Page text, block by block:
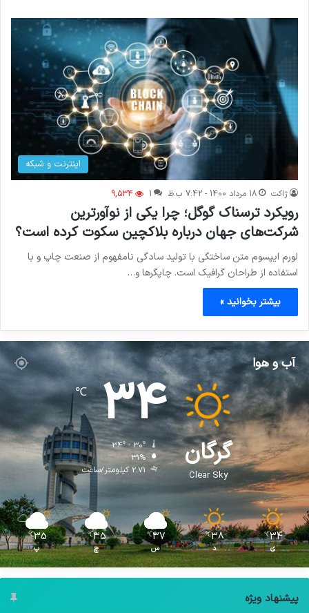
اینترنت و شبکه
ژاکت 18 مرداد 1400 - 7:42 ب.ظ 1
9,534
رویکرد ترسناک گوگل؛ چرا یکی از نوآورترین
شرکت‌های جهان درباره بلاکچین سکوت کرده است؟
لورم ایپسوم متن ساختگی با تولید سادگی نامفهوم از صنعت چاپ و با
استفاده از طراحان گرافیک است. چاپگرها و…
بیشتر بخوانید »
آب و هوا
گرگان
Clear Sky
34
℃
34º - 30º
31%
2.71 کیلومتر/ساعت
34
℃
ی
38
℃
د
37
℃
س
35
℃
چ
35
℃
پ
پیشنهاد ویژه